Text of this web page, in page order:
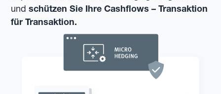
undschützen Sie Ihre Cashflows – Transaktion
für Transaktion.